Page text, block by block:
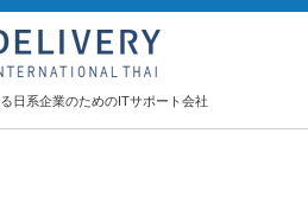
日系企業のためのITサポート会社